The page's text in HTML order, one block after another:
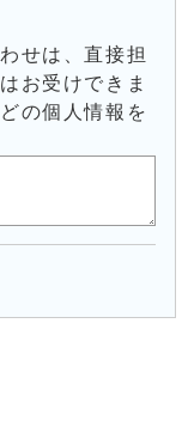
せは、直接担
お受けできま
の個人情報を